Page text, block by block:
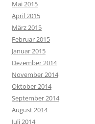
Mai 2015
April 2015
März 2015
Februar 2015
Januar 2015
Dezember 2014
November 2014
Oktober 2014
September 2014
August 2014
Juli 2014